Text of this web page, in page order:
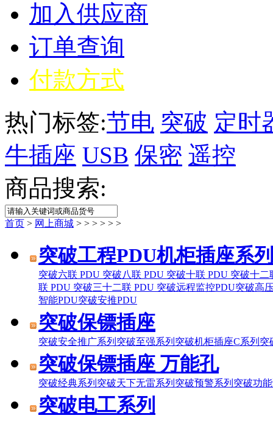
加入供应商
订单查询
付款方式
热门标签:节电 突破 定时
牛插座 USB 保密 遥控
商品搜索:
首页 > 网上商城 > > > > > >
突破工程PDU机柜插座系列
突破六联 PDU 突破八联 PDU 突破十联 PDU 突破十二
联 PDU 突破三十二联 PDU 突破远程监控PDU突破高
智能PDU突破安推PDU
突破保镖插座
突破安全推广系列 突破至强系列 突破机柜插座C系列 突
突破保镖插座 万能孔
突破经典系列 突破天下无雷系列 突破预警系列 突破功
突破电工系列